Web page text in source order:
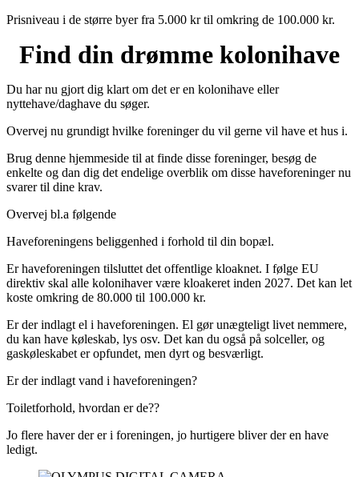
Prisniveau i de større byer fra 5.000 kr til omkring de 100.000 kr.
Find din drømme kolonihave
Du har nu gjort dig klart om det er en kolonihave eller
nyttehave/daghave du søger.
Overvej nu grundigt hvilke foreninger du vil gerne vil have et hus i.
Brug denne hjemmeside til at finde disse foreninger, besøg de
enkelte og dan dig det endelige overblik om disse haveforeninger nu
svarer til dine krav.
Overvej bl.a følgende
Haveforeningens beliggenhed i forhold til din bopæl.
Er haveforeningen tilsluttet det offentlige kloaknet. I følge EU
direktiv skal alle kolonihaver være kloakeret inden 2027. Det kan let
koste omkring de 80.000 til 100.000 kr.
Er der indlagt el i haveforeningen. El gør unægteligt livet nemmere,
du kan have køleskab, lys osv. Det kan du også på solceller, og
gaskøleskabet er opfundet, men dyrt og besværligt.
Er der indlagt vand i haveforeningen?
Toiletforhold, hvordan er de??
Jo flere haver der er i foreningen, jo hurtigere bliver der en have
ledigt.